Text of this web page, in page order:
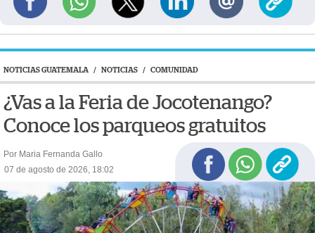
NOTICIAS GUATEMALA / NOTICIAS / COMUNIDAD
¿Vas a la Feria de Jocotenango?
Conoce los parqueos gratuitos
Por Maria Fernanda Gallo
07 de agosto de 2026, 18:02